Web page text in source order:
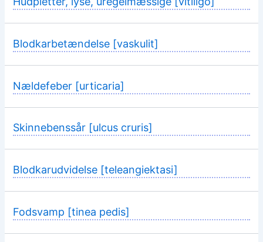
Blodkarbetændelse [vaskulit]
Nældefeber [urticaria]
Skinnebenssår [ulcus cruris]
Blodkarudvidelse [teleangiektasi]
Fodsvamp [tinea pedis]